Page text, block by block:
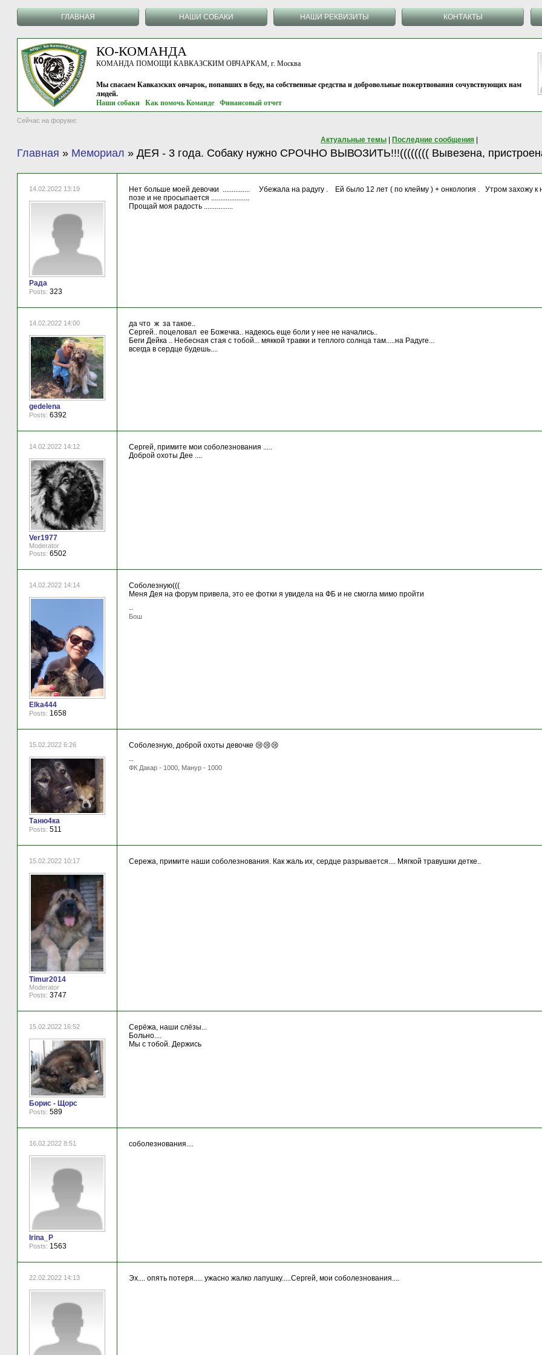
ГЛАВНАЯ НАШИ СОБАКИ НАШИ РЕКВИЗИТЫ КОНТАКТЫ
КО-КОМАНДА
КОМАНДА ПОМОЩИ КАВКАЗСКИМ ОВЧАРКАМ, г. Москва
Мы спасаем Кавказских овчарок, попавших в беду, на собственные средства и добровольные пожертвования сочувствующих нам
людей.
Наши собаки
Как помочь Команде Финансовый отчет
Сейчас на форуме:
Актуальные темы Последние сообщения
Главная » Мемориал » ДЕЯ - 3 года. Собаку нужно СРОЧНО ВЫВОЗИТЬ!!!(((((((( Вывезена,
14.02.2022 13:19
Рада
Posts: 323
Нет больше моей девочки ............... Убежала на радугу . Ей было 12 лет ( по клейму ) + онкология . Утром захожу к
позе и не просыпается .....................
Прощай моя радость ................
14.02.2022 14:00
gedelena
Posts: 6392
да что ж за такое..
Сергей.. поцеловал ее Божечка.. надеюсь еще боли у нее не начались..
Беги Дейка .. Небесная стая с тобой... мяккой травки и теплого солнца там.....на Радуге...
всегда в сердце будешь....
14.02.2022 14:12
Ver1977
Moderator
Posts: 6502
Сергей, примите мои соболезнования .....
Доброй охоты Дее ....
14.02.2022 14:14
Elka444
Posts: 1658
Соболезную(((
Меня Дея на форум привела, это ее фотки я увидела на ФБ и не смогла мимо пройти
--
Бош
15.02.2022 6:26
Таню4ка
Posts: 511
Соболезную, доброй охоты девочке 😢😢😢
--
ФК Дакар - 1000, Манур - 1000
15.02.2022 10:17
Timur2014
Moderator
Posts: 3747
Сережа, примите наши соболезнования. Как жаль их, сердце разрывается.... Мягкой травушки детке..
15.02.2022 16:52
Борис - Щорс
Posts: 589
Серёжа, наши слёзы...
Больно....
Мы с тобой. Держись
16.02.2022 8:51
Irina_P
Posts: 1563
соболезнования....
22.02.2022 14:13 Эх.... опять потеря..... ужасно жалко лапушку.....Сергей, мои соболезнования....